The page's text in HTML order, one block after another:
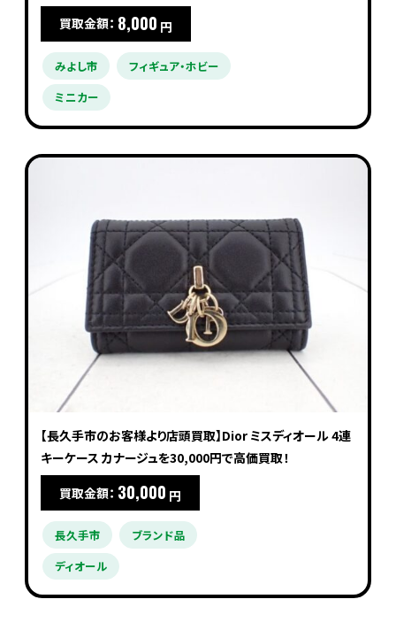
買取金額： 8,000 円
みよし市
フィギュア・ホビー
ミニカー
【長久手市のお客様より店頭買取】Dior ミスディオール 4連
キーケース カナージュを30,000円で高価買取！
買取金額： 30,000 円
長久手市
ブランド品
ディオール